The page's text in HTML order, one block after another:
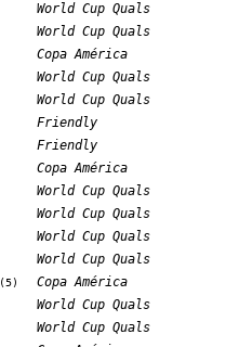
World Cup Quals
World Cup Quals
Copa América
World Cup Quals
World Cup Quals
Friendly
Friendly
Copa América
World Cup Quals
World Cup Quals
World Cup Quals
World Cup Quals
(5)
Copa América
World Cup Quals
World Cup Quals